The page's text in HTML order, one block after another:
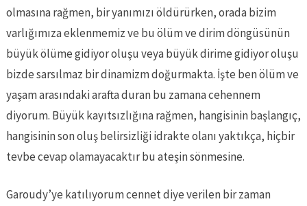
olmasına rağmen, bir yanımızı öldürürken, orada bizim
varlığımıza eklenmemiz ve bu ölüm ve dirim döngüsünün
büyük ölüme gidiyor oluşu veya büyük dirime gidiyor oluşu
bizde sarsılmaz bir dinamizm doğurmakta. İşte ben ölüm ve
yaşam arasındaki arafta duran bu zamana cehennem
diyorum. Büyük kayıtsızlığına rağmen, hangisinin başlangıç,
hangisinin son oluş belirsizliği idrakte olanı yaktıkça, hiçbir
tevbe cevap olamayacaktır bu ateşin sönmesine.
Garoudy’ye katılıyorum cennet diye verilen bir zaman